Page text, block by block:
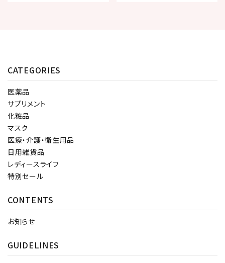
CATEGORIES
医薬品
サプリメント
化粧品
マスク
医療・介護・衛生用品
日用雑貨品
レディースライフ
特別セール
CONTENTS
お知らせ
GUIDELINES